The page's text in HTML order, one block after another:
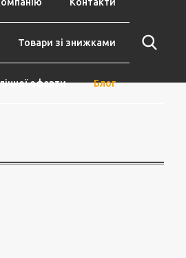
Товари зі знижками
оферти Блог